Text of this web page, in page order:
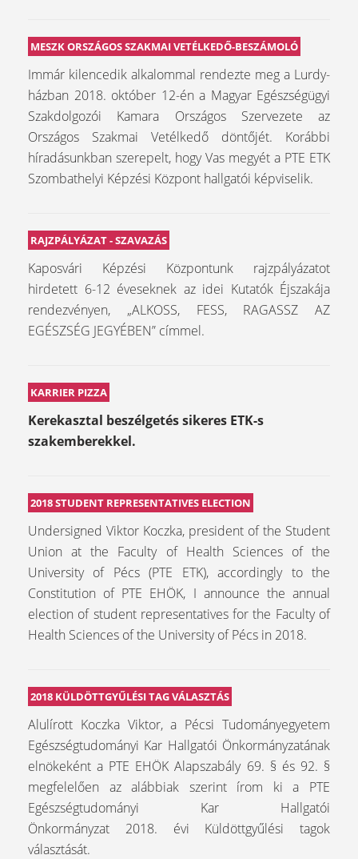
MESZK ORSZÁGOS SZAKMAI VETÉLKEDŐ-BESZÁMOLÓ
Immár kilencedik alkalommal rendezte meg a Lurdy-
házban 2018. október 12-én a Magyar Egészségügyi
Szakdolgozói Kamara Országos Szervezete az
Országos Szakmai Vetélkedő döntőjét. Korábbi
híradásunkban szerepelt, hogy Vas megyét a PTE ETK
Szombathelyi Képzési Központ hallgatói képviselik.
RAJZPÁLYÁZAT - SZAVAZÁS
Kaposvári Képzési Központunk rajzpályázatot
hirdetett 6-12 éveseknek az idei Kutatók Éjszakája
rendezvényen, „ALKOSS, FESS, RAGASSZ AZ
EGÉSZSÉG JEGYÉBEN” címmel.
KARRIER PIZZA
Kerekasztal beszélgetés sikeres ETK-s
szakemberekkel.
2018 STUDENT REPRESENTATIVES ELECTION
Undersigned Viktor Koczka, president of the Student
Union at the Faculty of Health Sciences of the
University of Pécs (PTE ETK), accordingly to the
Constitution of PTE EHÖK, I announce the annual
election of student representatives for the Faculty of
Health Sciences of the University of Pécs in 2018.
2018 KÜLDÖTTGYŰLÉSI TAG VÁLASZTÁS
Alulírott Koczka Viktor, a Pécsi Tudományegyetem
Egészségtudományi Kar Hallgatói Önkormányzatának
elnökeként a PTE EHÖK Alapszabály 69. § és 92. §
megfelelően az alábbiak szerint írom ki a PTE
Egészségtudományi Kar Hallgatói
Önkormányzat 2018. évi Küldöttgyűlési tagok
választását.